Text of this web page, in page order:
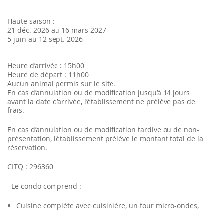
Haute saison :
21 déc. 2026 au 16 mars 2027
5 juin au 12 sept. 2026
Heure d’arrivée : 15h00
Heure de départ : 11h00
Aucun animal permis sur le site.
En cas d’annulation ou de modification jusqu’à 14 jours
avant la date d’arrivée, l’établissement ne prélève pas de
frais.
En cas d’annulation ou de modification tardive ou de non-
présentation, l’établissement prélève le montant total de la
réservation.
CITQ : 296360
Le condo comprend :
Cuisine complète avec cuisinière, un four micro-ondes,